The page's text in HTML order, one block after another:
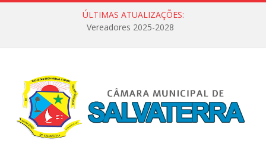
ÚLTIMAS ATUALIZAÇÕES:
Vereadores 2025-2028